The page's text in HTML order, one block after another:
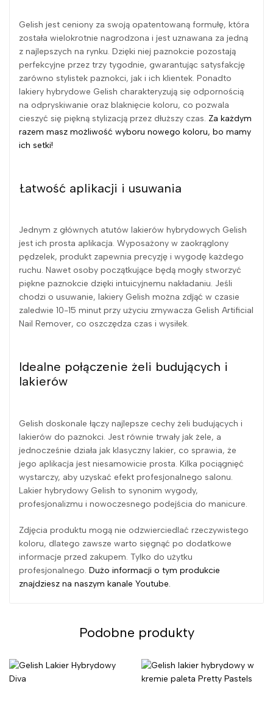
Gelish jest ceniony za swoją opatentowaną formułę, która
została wielokrotnie nagrodzona i jest uznawana za jedną
z najlepszych na rynku. Dzięki niej paznokcie pozostają
perfekcyjne przez trzy tygodnie, gwarantując satysfakcję
zarówno stylistek paznokci, jak i ich klientek. Ponadto
lakiery hybrydowe Gelish charakteryzują się odpornością
na odpryskiwanie oraz blaknięcie koloru, co pozwala
cieszyć się piękną stylizacją przez dłuższy czas. Za każdym
razem masz możliwość wyboru nowego koloru, bo mamy
ich setki!
Łatwość aplikacji i usuwania
Jednym z głównych atutów lakierów hybrydowych Gelish
jest ich prosta aplikacja. Wyposażony w zaokrąglony
pędzelek, produkt zapewnia precyzję i wygodę każdego
ruchu. Nawet osoby początkujące będą mogły stworzyć
piękne paznokcie dzięki intuicyjnemu nakładaniu. Jeśli
chodzi o usuwanie, lakiery Gelish można zdjąć w czasie
zaledwie 10-15 minut przy użyciu zmywacza Gelish Artificial
Nail Remover, co oszczędza czas i wysiłek.
Idealne połączenie żeli budujących i
lakierów
Gelish doskonale łączy najlepsze cechy żeli budujących i
lakierów do paznokci. Jest równie trwały jak żele, a
jednocześnie działa jak klasyczny lakier, co sprawia, że
jego aplikacja jest niesamowicie prosta. Kilka pociągnięć
wystarczy, aby uzyskać efekt profesjonalnego salonu.
Lakier hybrydowy Gelish to synonim wygody,
profesjonalizmu i nowoczesnego podejścia do manicure.
Zdjęcia produktu mogą nie odzwierciedlać rzeczywistego
koloru, dlatego zawsze warto sięgnąć po dodatkowe
informacje przed zakupem. Tylko do użytku
profesjonalnego. Dużo informacji o tym produkcie
znajdziesz na naszym kanale Youtube.
Podobne produkty